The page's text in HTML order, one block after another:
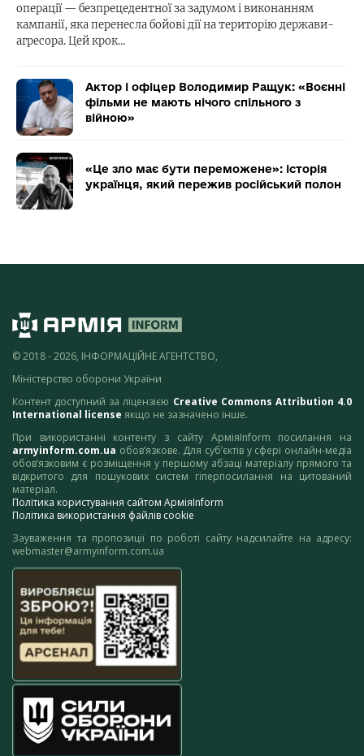
операції — безпрецедентної за задумом і виконанням
кампанії, яка перенесла бойові дії на територію держави-
агресора. Цей крок…
Актор і офіцер Володимир Ращук: «Воєнні
фільми не мають нічого спільного з
війною»
«Це зло має бути переможене»: історія
українця, який пережив російський полон
© 2018 - 2026, ІНФОРМАЦІЙНЕ АГЕНТСТВО,
Міністерство оборони України
Контент доступний за ліцензією Creative Commons Attribution 4.0
International license якщо не зазначено інше.
При використанні контенту з сайту АрміяInform посилання на
armyinform.com.ua обов’язкове. Для суб’єктів у сфері онлайн-медіа
обов’язковим є розміщення у першому абзаці матеріалу прямого та
відкритого для пошукових систем гіперпосилання на цитований
матеріал.
Політика користування сайтом АрміяInform
Політика використання файлів cookie
Зауваження та пропозиції по роботі сайту надсилайте на адресу:
webmaster@armyinform.com.ua